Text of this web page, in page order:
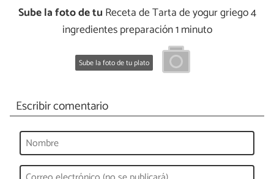
Sube la foto de tu Receta de Tarta de yogur griego 4
ingredientes preparación 1 minuto
Sube la foto de tu plato
Escribir comentario